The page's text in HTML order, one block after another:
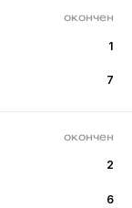
окончен
1
7
окончен
2
6